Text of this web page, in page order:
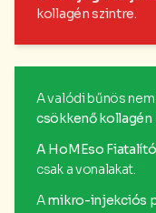
kollagén szintre.
A valódi bűnös nem
csökkenő kollagén
A HoMEso
csak a vonalakat.
Amikro-injekciós